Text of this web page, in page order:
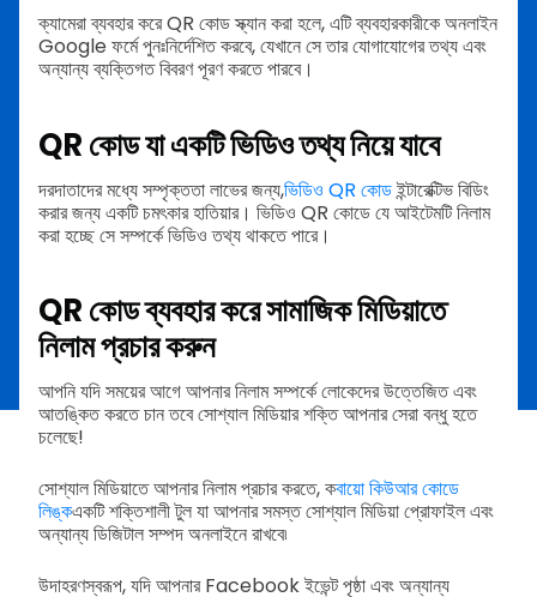
ক্যামেরা ব্যবহার করে QR কোড স্ক্যান করা হলে, এটি ব্যবহারকারীকে অনলাইন
Google ফর্মে পুনঃনির্দেশিত করবে, যেখানে সে তার যোগাযোগের তথ্য এবং
অন্যান্য ব্যক্তিগত বিবরণ পূরণ করতে পারবে।
QR কোড যা একটি ভিডিও তথ্য নিয়ে যাবে
দরদাতাদের মধ্যে সম্পৃক্ততা লাভের জন্য,ভিডিও QR কোডইন্টারেক্টিভ বিডিং
করার জন্য একটি চমৎকার হাতিয়ার। ভিডিও QR কোডে যে আইটেমটি নিলাম
করা হচ্ছে সে সম্পর্কে ভিডিও তথ্য থাকতে পারে।
QR কোড ব্যবহার করে সামাজিক মিডিয়াতে
নিলাম প্রচার করুন
আপনি যদি সময়ের আগে আপনার নিলাম সম্পর্কে লোকেদের উত্তেজিত এবং
আতঙ্কিত করতে চান তবে সোশ্যাল মিডিয়ার শক্তি আপনার সেরা বন্ধু হতে
চলেছে!
সোশ্যাল মিডিয়াতে আপনার নিলাম প্রচার করতে, কবায়ো কিউআর কোডে
লিঙ্কএকটি শক্তিশালী টুল যা আপনার সমস্ত সোশ্যাল মিডিয়া প্রোফাইল এবং
অন্যান্য ডিজিটাল সম্পদ অনলাইনে রাখবে৷
উদাহরণস্বরূপ, যদি আপনার Facebook ইভেন্ট পৃষ্ঠা এবং অন্যান্য